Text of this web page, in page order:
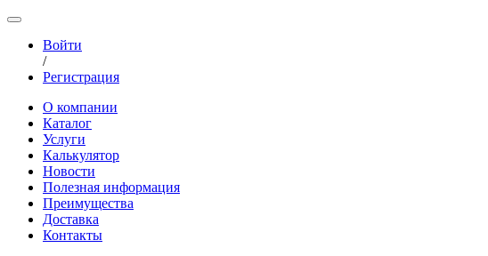
Войти
/
Регистрация
О компании
Каталог
Услуги
Калькулятор
Новости
Полезная информация
Преимущества
Доставка
Контакты